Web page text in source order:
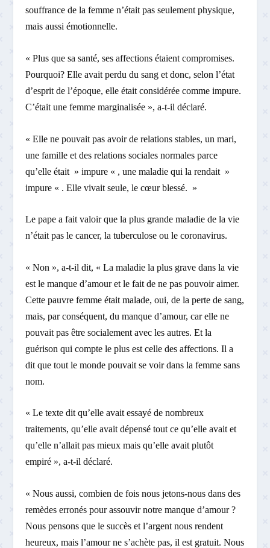
souffrance de la femme n’était pas seulement physique,
mais aussi émotionnelle.
« Plus que sa santé, ses affections étaient compromises.
Pourquoi? Elle avait perdu du sang et donc, selon l’état
d’esprit de l’époque, elle était considérée comme impure.
C’était une femme marginalisée », a-t-il déclaré.
« Elle ne pouvait pas avoir de relations stables, un mari,
une famille et des relations sociales normales parce
qu’elle était » impure « , une maladie qui la rendait »
impure « . Elle vivait seule, le cœur blessé. »
Le pape a fait valoir que la plus grande maladie de la vie
n’était pas le cancer, la tuberculose ou le coronavirus.
« Non », a-t-il dit, « La maladie la plus grave dans la vie
est le manque d’amour et le fait de ne pas pouvoir aimer.
Cette pauvre femme était malade, oui, de la perte de sang,
mais, par conséquent, du manque d’amour, car elle ne
pouvait pas être socialement avec les autres. Et la
guérison qui compte le plus est celle des affections. Il a
dit que tout le monde pouvait se voir dans la femme sans
nom.
« Le texte dit qu’elle avait essayé de nombreux
traitements, qu’elle avait dépensé tout ce qu’elle avait et
qu’elle n’allait pas mieux mais qu’elle avait plutôt
empiré », a-t-il déclaré.
« Nous aussi, combien de fois nous jetons-nous dans des
remèdes erronés pour assouvir notre manque d’amour ?
Nous pensons que le succès et l’argent nous rendent
heureux, mais l’amour ne s’achète pas, il est gratuit. Nous